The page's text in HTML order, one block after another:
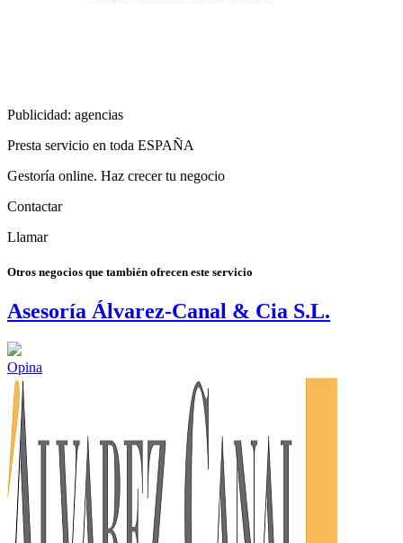
Publicidad: agencias
Presta servicio en toda ESPAÑA
Gestoría online. Haz crecer tu negocio
Contactar
Llamar
Otros negocios que también ofrecen este servicio
Asesoría Álvarez-Canal & Cia S.L.
Opina